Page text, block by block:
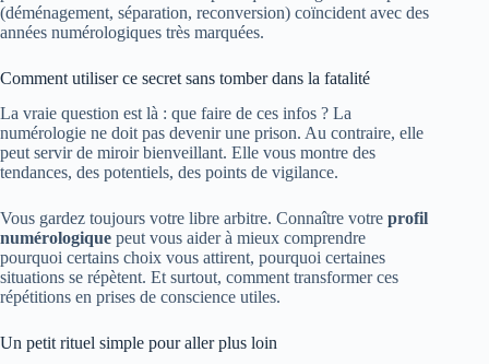
(déménagement, séparation, reconversion) coïncident avec des
années numérologiques très marquées.
Comment utiliser ce secret sans tomber dans la fatalité
La vraie question est là : que faire de ces infos ? La
numérologie ne doit pas devenir une prison. Au contraire, elle
peut servir de miroir bienveillant. Elle vous montre des
tendances, des potentiels, des points de vigilance.
Vous gardez toujours votre libre arbitre. Connaître votre profil
numérologique peut vous aider à mieux comprendre
pourquoi certains choix vous attirent, pourquoi certaines
situations se répètent. Et surtout, comment transformer ces
répétitions en prises de conscience utiles.
Un petit rituel simple pour aller plus loin